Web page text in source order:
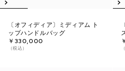
〔オフィディア〕ミディアム ト
ップハンドルバッグ
￥330,000
（税込）